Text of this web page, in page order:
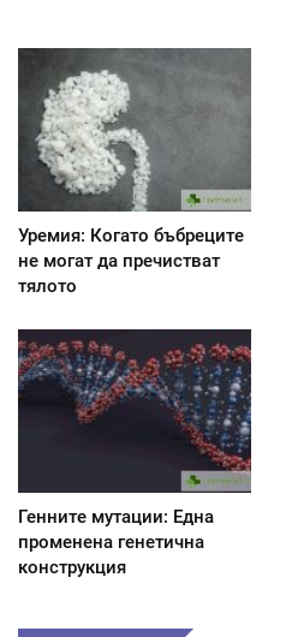
Уремия: Когато бъбреците
не могат да пречистват
тялото
Генните мутации: Една
променена генетична
конструкция